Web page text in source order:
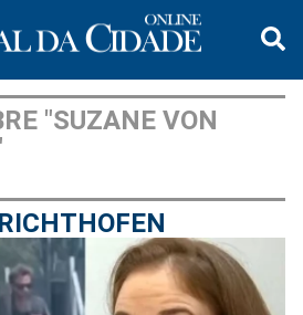
"SUZANE VON